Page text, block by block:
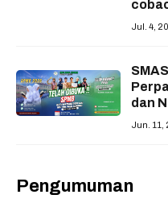
Jul. 4,
dan
Jun. 11,
Pengumuman